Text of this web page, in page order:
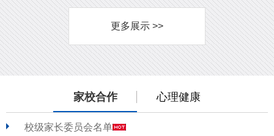
更多展示 >>
家校合作 心理健康
校级家长委员会名单